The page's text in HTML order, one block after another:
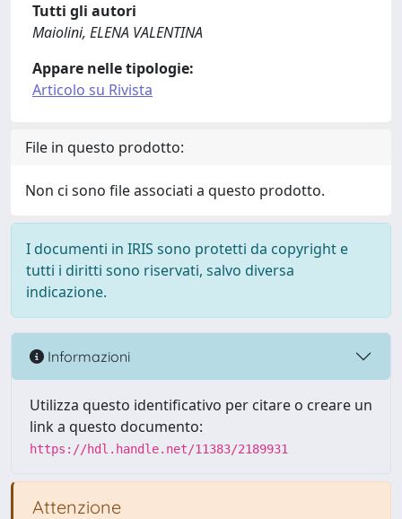
Tutti gli autori
Maiolini, ELENA VALENTINA
Appare nelle tipologie:
Articolo su Rivista
File in questo prodotto:
Non ci sono file associati a questo prodotto.
I documenti in IRIS sono protetti da copyright e
tutti i diritti sono riservati, salvo diversa
indicazione.
Informazioni
Utilizza questo identificativo per citare o creare un
link a questo documento:
https://hdl.handle.net/11383/2189931
Attenzione